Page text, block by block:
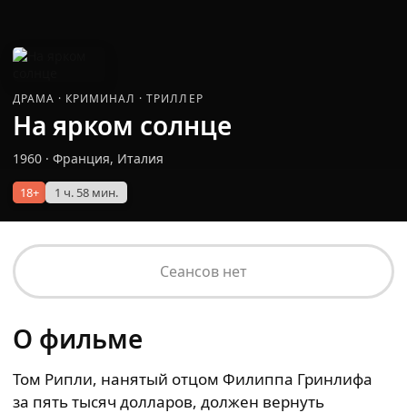
ДРАМА · КРИМИНАЛ · ТРИЛЛЕР
На ярком солнце
1960 · Франция, Италия
18+ 1 ч. 58 мин.
Сеансов нет
О фильме
Том Рипли, нанятый отцом Филиппа Гринлифа
за пять тысяч долларов, должен вернуть